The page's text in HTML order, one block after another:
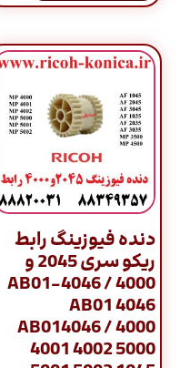
دنده فیوزینگ رابط
ریکو سری 2045 و
4000 / AB01-4046
AB01 4046
AB014046 / 4000
4001 4002 5000